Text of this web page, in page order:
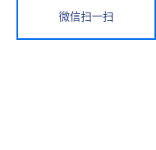
微信扫一扫